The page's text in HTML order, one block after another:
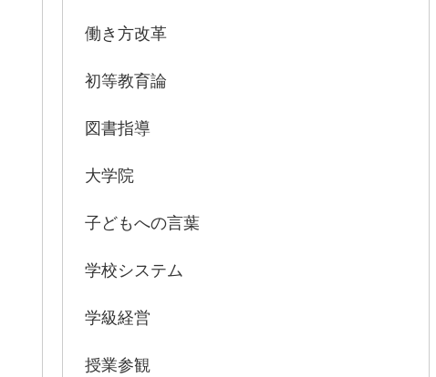
働き方改革
初等教育論
図書指導
大学院
子どもへの言葉
学校システム
学級経営
授業参観